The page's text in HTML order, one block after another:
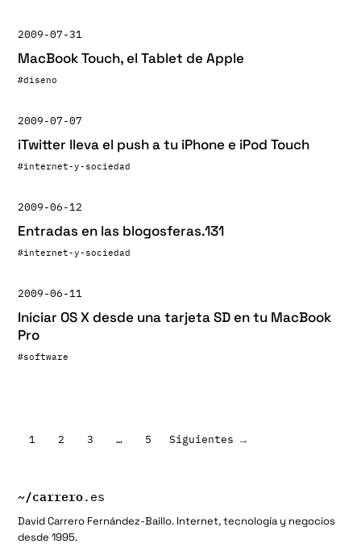
2009-07-31
MacBook Touch, el Tablet de Apple
#diseno
2009-07-07
iTwitter lleva el push a tu iPhone e iPod Touch
#internet-y-sociedad
2009-06-12
Entradas en las blogosferas.131
#internet-y-sociedad
2009-06-11
Iniciar OS X desde una tarjeta SD en tu MacBook
Pro
#software
Paginación
entradas
1 2 3 … 5 Siguientes →
~/carrero.es
David Carrero Fernández-Baillo. Internet, tecnología y negocios
desde 1995.